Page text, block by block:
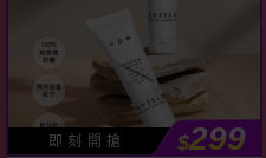
即 刻 開 搶 $299